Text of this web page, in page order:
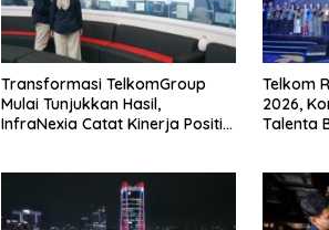
Transformasi TelkomGroup
Mulai Tunjukkan Hasil,
InfraNexia Catat Kinerja Positif
Telkom
2026,
Talenta